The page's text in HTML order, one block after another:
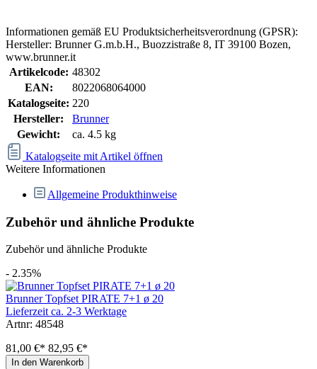
Informationen gemäß EU Produktsicherheitsverordnung (GPSR):
Hersteller: Brunner G.m.b.H., Buozzistraße 8, IT 39100 Bozen,
www.brunner.it
Artikelcode: 48302
EAN:
8022068064000
Katalogseite: 220
Hersteller:
Brunner
Gewicht:
ca. 4.5 kg
Katalogseite mit Artikel öffnen
Weitere Informationen
Allgemeine Produkthinweise
Zubehör und ähnliche Produkte
Zubehör und ähnliche Produkte
- 2.35%
Brunner Topfset PIRATE 7+1 ø 20
Lieferzeit ca. 2-3 Werktage
Artnr: 48548
81,00 €* 82,95 €*
In den Warenkorb